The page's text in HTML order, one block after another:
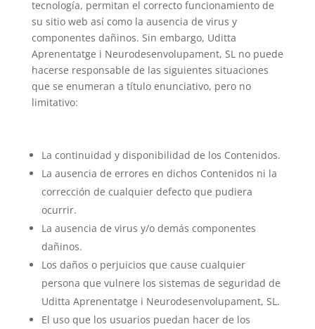
tecnología, permitan el correcto funcionamiento de
su sitio web así como la ausencia de virus y
componentes dañinos. Sin embargo, Uditta
Aprenentatge i Neurodesenvolupament, SL no puede
hacerse responsable de las siguientes situaciones
que se enumeran a título enunciativo, pero no
limitativo:
La continuidad y disponibilidad de los Contenidos.
La ausencia de errores en dichos Contenidos ni la
corrección de cualquier defecto que pudiera
ocurrir.
La ausencia de virus y/o demás componentes
dañinos.
Los daños o perjuicios que cause cualquier
persona que vulnere los sistemas de seguridad de
Uditta Aprenentatge i Neurodesenvolupament, SL.
El uso que los usuarios puedan hacer de los